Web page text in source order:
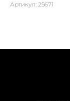
Артикул: 25671